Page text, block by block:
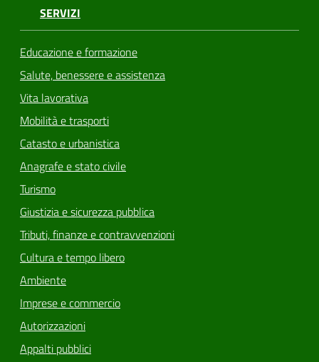
SERVIZI
Educazione e formazione
Salute, benessere e assistenza
Vita lavorativa
Mobilità e trasporti
Catasto e urbanistica
Anagrafe e stato civile
Turismo
Giustizia e sicurezza pubblica
Tributi, finanze e contravvenzioni
Cultura e tempo libero
Ambiente
Imprese e commercio
Autorizzazioni
Appalti pubblici